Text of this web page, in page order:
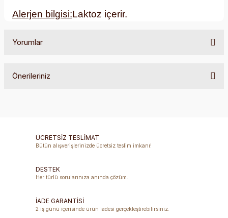
Alerjen bilgisi:Laktoz içerir.
Yorumlar
Önerileriniz
Ürün açıklamasında eksik bilgiler bulunuyor.
Ürün fiyatı diğer sitelerden daha pahalı.
Bu ürüne benzer farklı alternatifler olmalı.
ÜCRETSİZ TESLİMAT
Bütün alışverişlerinizde ücretsiz teslim imkanı!
DESTEK
Her türlü sorularınıza anında çözüm.
İADE GARANTİSİ
2 iş günü içerisinde ürün iadesi gerçekleştirebilirsiniz.